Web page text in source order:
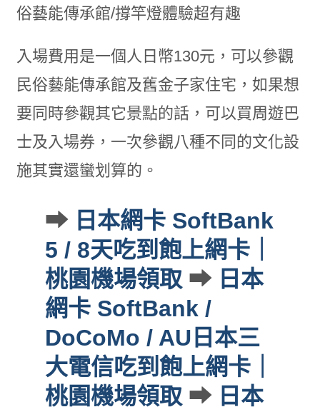
入場費用是一個人日幣130元，可以參觀
民俗藝能傳承館及舊金子家住宅，如果想
要同時參觀其它景點的話，可以買周遊巴
士及入場券，一次參觀八種不同的文化設
施其實還蠻划算的。
➡ 日本網卡 SoftBank
5 / 8天吃到飽上網卡｜
桃園機場領取 ➡ 日本
網卡 SoftBank /
DoCoMo / AU日本三
大電信吃到飽上網卡｜
桃園機場領取 ➡ 日本